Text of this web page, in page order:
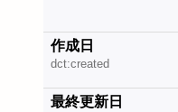
作成日
dct:created
最終更新日